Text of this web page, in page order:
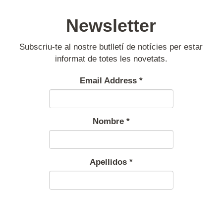
Newsletter
Subscriu-te al nostre butlletí de notícies per estar
informat de totes les novetats.
Email Address *
Nombre *
Apellidos *